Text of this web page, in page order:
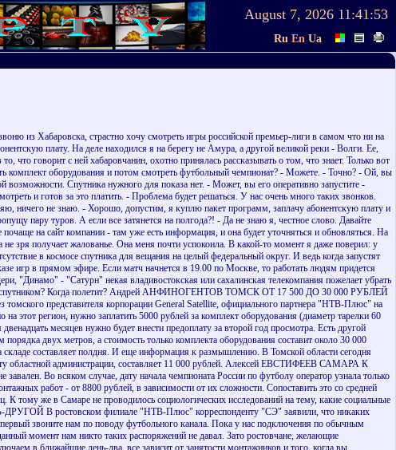
August 7, 2026 11:41:53
Ru En Ua
из Хабаровска, страстно хочу смотреть игры российской премьер-лиги в самом что ни на
плату. На деле находился я на берегу не Амура, а другой великой реки - Волги. Ее,
говорит с ней хабаровчанин, охотно принялась рассказывать о том, что знает. Только вот
комплект оборудования и потом смотреть футбольный чемпионат? - Можете. - Точно? - Ой, вы
Спутника нужного для показа нет. - Может, вы его оперативно запустите -
и готов за это платить. - Проблема будет решаться. У нас очень много таких звонков.
ничего не знаю. - Хорошо, допустим, я куплю пакет программ, заплачу абонентскую плату и
пару туров. А если все затянется на полгода?! - Да не знаю я, честное слово. Давайте
на сайт компании - там уже есть информация, и она будет уточняться и обновляться. На
зря получает жалованье. Она меня почти успокоила. В какой-то момент я даже поверил: у
в космосе спутника для вещания на целый федеральный округ. И ведь когда запустят
игр в прямом эфире. Если матч начнется в 19.00 по Москве, то работать людям придется
"Динамо" - "Сатурн" некая владивостокская или сахалинская телекомпания пожелает убрать
спутником? Когда полетит? Андрей АНФИНОГЕНТОВ ТОМСК ОТ 17 500 ДО 30 000 РУБЛЕЙ
представителя корпорации General Satellite, официального партнера "НТВ-Плюс" на
регион, нужно заплатить 5000 рублей за комплект оборудования (диаметр тарелки 60
месяцев нужно будет внести предоплату за второй год просмотра. Есть другой
двух метров, а стоимость только комплекта оборудования составит около 30 000
складе составляет полдня. И еще информация к размышлению. В Томской области сегодня
областной администрации, составляет 11 000 рублей. Алексей ЕВСТИФЕЕВ САМАРА К
Во всяком случае, дату начала чемпионата России по футболу оператор узнала только
работ - от 8800 рублей, в зависимости от их сложности. Сопоставить это со средней
тому же в Самаре не проводилось социологических исследований на тему, какие социальные
В ростовском филиале "НТВ-Плюс" корреспонденту "СЭ" заявили, что никаких
звоните нам по поводу футбольного канала. Пока у нас подключения по обычным
момент нам никто таких распоряжений не давал. Зато ростовчане, желающие
в ближайшие день-два, все зависит от занятости монтажников и того, когда вы